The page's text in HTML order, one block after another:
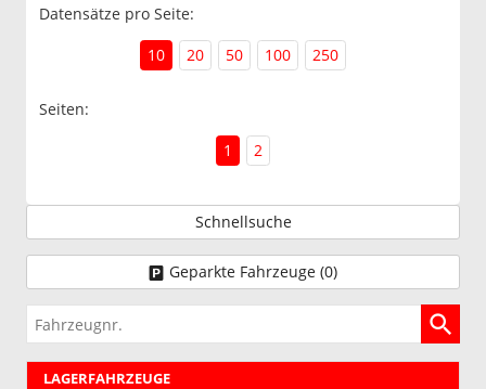
Datensätze pro Seite:
10
20 50 100 250
Seiten:
1
2
Schnellsuche
Geparkte Fahrzeuge (0)
Fahrzeugnr.
LAGERFAHRZEUGE